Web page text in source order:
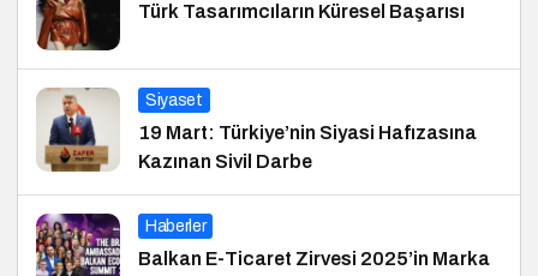
Türk Tasarımcıların Küresel Başarısı
Siyaset
19 Mart: Türkiye’nin Siyasi Hafızasına
Kazınan Sivil Darbe
Haberler
Balkan E-Ticaret Zirvesi 2025’in Marka